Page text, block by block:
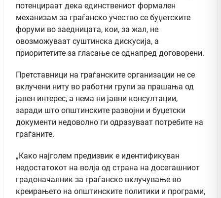
потенцираат дека единствениот формален
механизам за граѓанско учество се буџетските
форуми во заедницата, кои, за жал, не
овозможуваат суштинска дискусија, а
приоритетите за гласање се однапред договорени.
Претставници на граѓанските организации не се
вклучени ниту во работни групи за прашања од
јавен интерес, а нема ни јавни консултации,
заради што општинските развојни и буџетски
документи недоволно ги одразуваат потребите на
граѓаните.
„Како најголем предизвик е идентификуван
недостатокот на волја од страна на досегашниот
градоначалник за граѓанско вклучување во
креирањето на општинските политики и програми,